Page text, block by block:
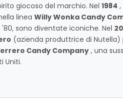
giocoso del marchio. Nel 1984 ,
linea Willy Wonka Candy
sono diventate iconiche. Nel
(azienda produttrice di Nutella)
Candy Company, una
Uniti.